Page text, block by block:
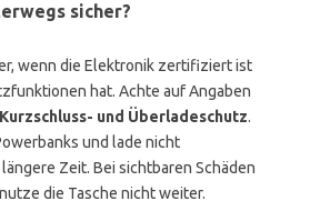
sicher?
wenn die Elektronik zertifiziert ist
hat. Achte auf Angaben
und Überladeschutz.
und lade nicht
Zeit. Bei sichtbaren Schäden
die Tasche nicht weiter.